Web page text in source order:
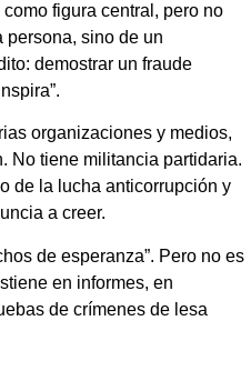
figura central, pero no
persona, sino de un
demostrar un fraude
organizaciones y medios,
No tiene militancia partidaria.
de la lucha anticorrupción y
a creer.
de esperanza”. Pero no es
en informes, en
de crímenes de lesa